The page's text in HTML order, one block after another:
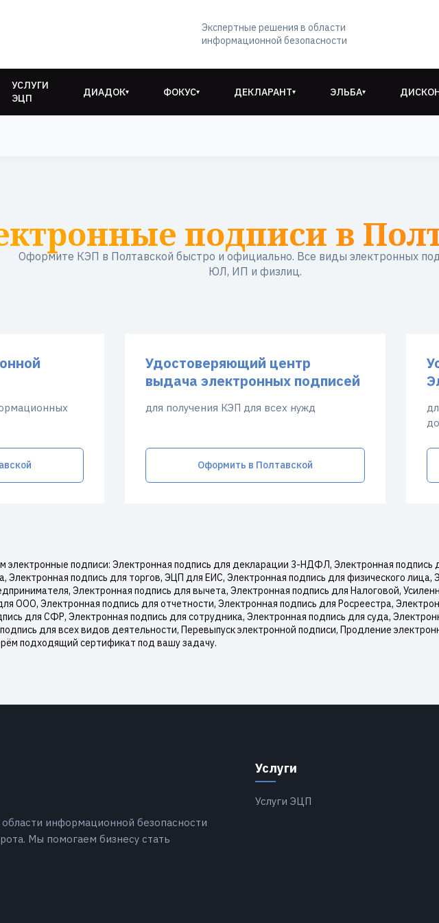
Экспертные решения в области
информационной безопасности
УСЛУГИ
ЭЦП
ДИАДОК▾ ФОКУС▾ ДЕКЛАРАНТ▾ ЭЛЬБА▾
подписи в
Оформите КЭП в Полтавской быстро и официально. Все виды электронных
ЮЛ, ИП и физлиц.
Удостоверяющий центр
выдача электронных подписей
для получения КЭП для всех нужд
Оформить в Полтавской
подписи: Электронная подпись для декларации 3-НДФЛ, Электронная подпись
подпись для торгов, ЭЦП для ЕИС, Электронная подпись для физического лица,
Электронная подпись для вычета, Электронная подпись для Налоговой,
ООО, Электронная подпись для отчетности, Электронная подпись для Росреестра,
для СФР, Электронная подпись для сотрудника, Электронная подпись для суда,
для всех видов деятельности, Перевыпуск электронной подписи, Продление
подходящий сертификат под вашу задачу.
информационной безопасности
Мы помогаем бизнесу стать
Услуги
Услуги ЭЦП